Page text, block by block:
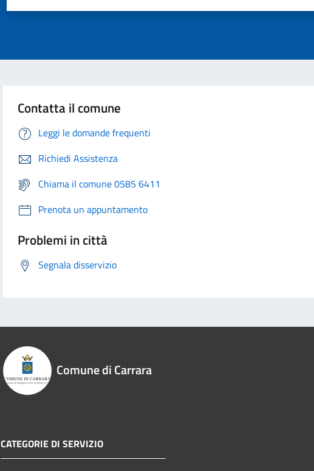
Contatta il comune
Leggi le domande frequenti
Richiedi Assistenza
Chiama il comune 0585 6411
Prenota un appuntamento
Problemi in città
Segnala disservizio
Comune di Carrara
CATEGORIE DI SERVIZIO